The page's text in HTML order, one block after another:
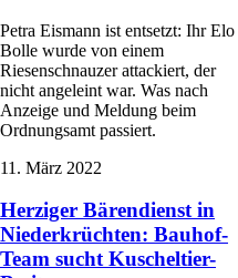
Petra Eismann ist entsetzt: Ihr Elo
Bolle wurde von einem
Riesenschnauzer attackiert, der
nicht angeleint war. Was nach
Anzeige und Meldung beim
Ordnungsamt passiert.
11. März 2022
Herziger Bärendienst in
Niederkrüchten: Bauhof-
Team sucht Kuscheltier-